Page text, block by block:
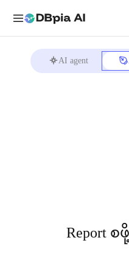
AI agent
Report